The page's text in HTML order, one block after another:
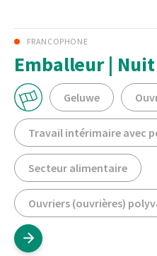
FRANCOPHONE
Emballeur |
Geluwe
Travail intérimaire avec
Secteur alimentaire
Ouvriers (ouvrières)